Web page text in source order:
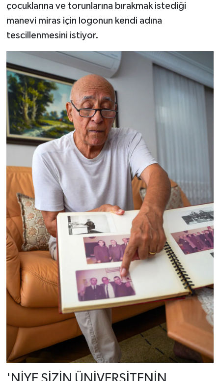
çocuklarına ve torunlarına bırakmak istediği
manevi miras için logonun kendi adına
tescillenmesini istiyor.